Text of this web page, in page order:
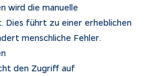
wird die manuelle
Dies führt zu einer erheblichen
menschliche Fehler.
den Zugriff auf